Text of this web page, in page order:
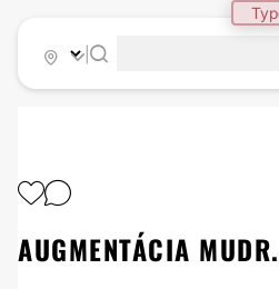
AUGMENTÁCIA